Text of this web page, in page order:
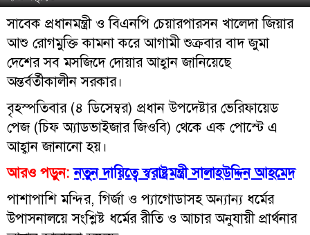
সাবেক প্রধানমন্ত্রী ও বিএনপি চেয়ারপারসন খালেদা জিয়ার
আশু রোগমুক্তি কামনা করে আগামী শুক্রবার বাদ জুমা
দেশের সব মসজিদে দোয়ার আহ্বান জানিয়েছে
অন্তর্বর্তীকালীন সরকার।
বৃহস্পতিবার (৪ ডিসেম্বর) প্রধান উপদেষ্টার ভেরিফায়েড
পেজ (চিফ অ্যাডভাইজার জিওবি) থেকে এক পোস্টে এ
আহ্বান জানানো হয়।
আরও পড়ুন: নতুন দায়িত্বে স্বরাষ্ট্রমন্ত্রী সালাহউদ্দিন আহমেদ
পাশাপাশি মন্দির, গির্জা ও প্যাগোডাসহ অন্যান্য ধর্মের
উপাসনালয়ে সংশ্লিষ্ট ধর্মের রীতি ও আচার অনুযায়ী প্রার্থনার